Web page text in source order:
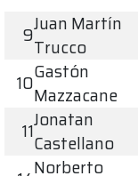
9Juan Martín
Trucco
10Gastón
Mazzacane
11Jonatan
Castellano
Norberto